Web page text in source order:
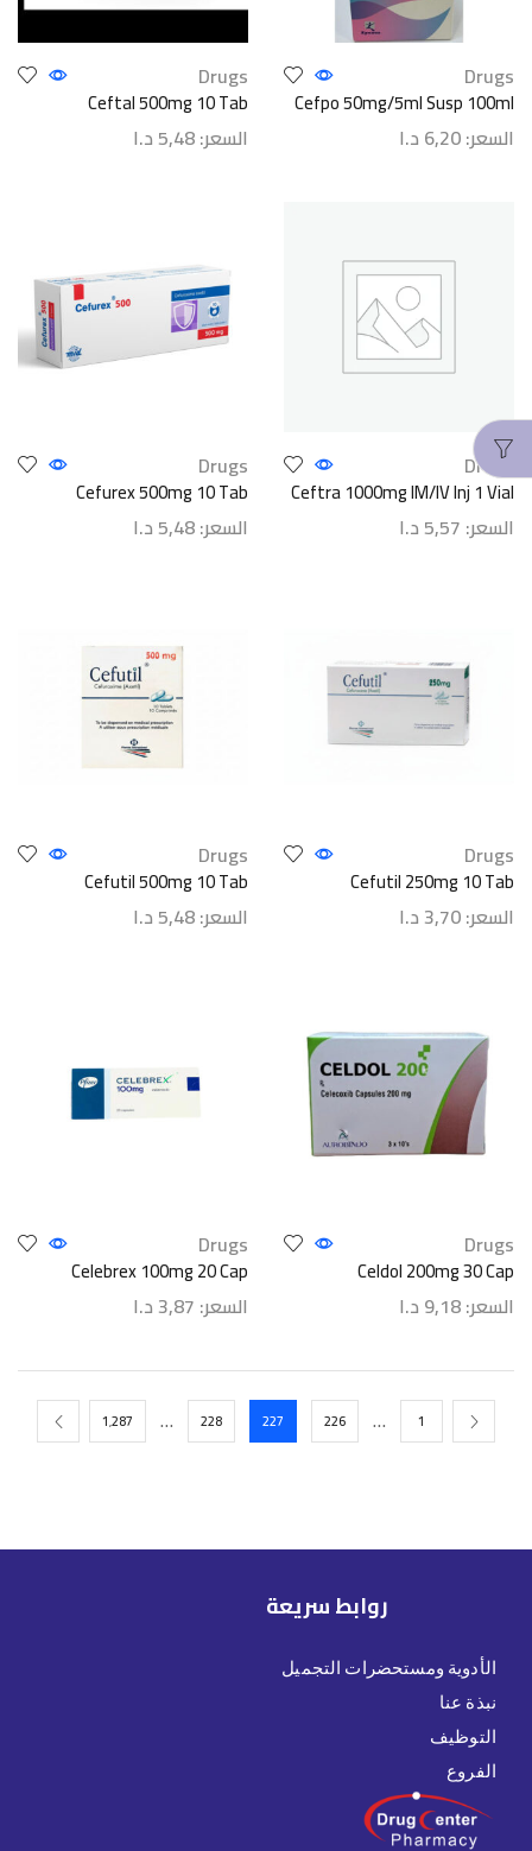
Drugs
Cefpo 50mg/5ml Susp 100ml
السعر:6,20 د.ا
Drugs
Ceftal 500mg 10 Tab
السعر:5,48 د.ا
Drugs
Ceftra 1000mg IM/IV Inj 1 Vial
السعر: 5,57 د.ا
Drugs
Cefurex 500mg 10 Tab
السعر:5,48 د.ا
Drugs
Cefutil 250mg 10 Tab
السعر:3,70 د.ا
Drugs
Cefutil 500mg 10 Tab
السعر:5,48 د.ا
Drugs
Celdol 200mg 30 Cap
السعر:9,18 د.ا
Drugs
Celebrex 100mg 20 Cap
السعر: 3,87 د.ا
1
…
226
227
228
… 1٬287
روابط سريعة
الأدوية ومستحضرات التجميل
نبذة عنا
التوظيف
الفروع